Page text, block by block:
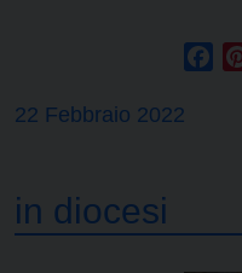
22 Febbraio 2022
in diocesi